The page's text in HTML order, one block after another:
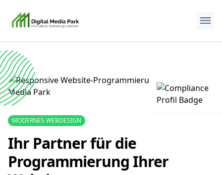
MODERNES WEBDESIGN
Ihr Partner für die
Programmierung Ihrer